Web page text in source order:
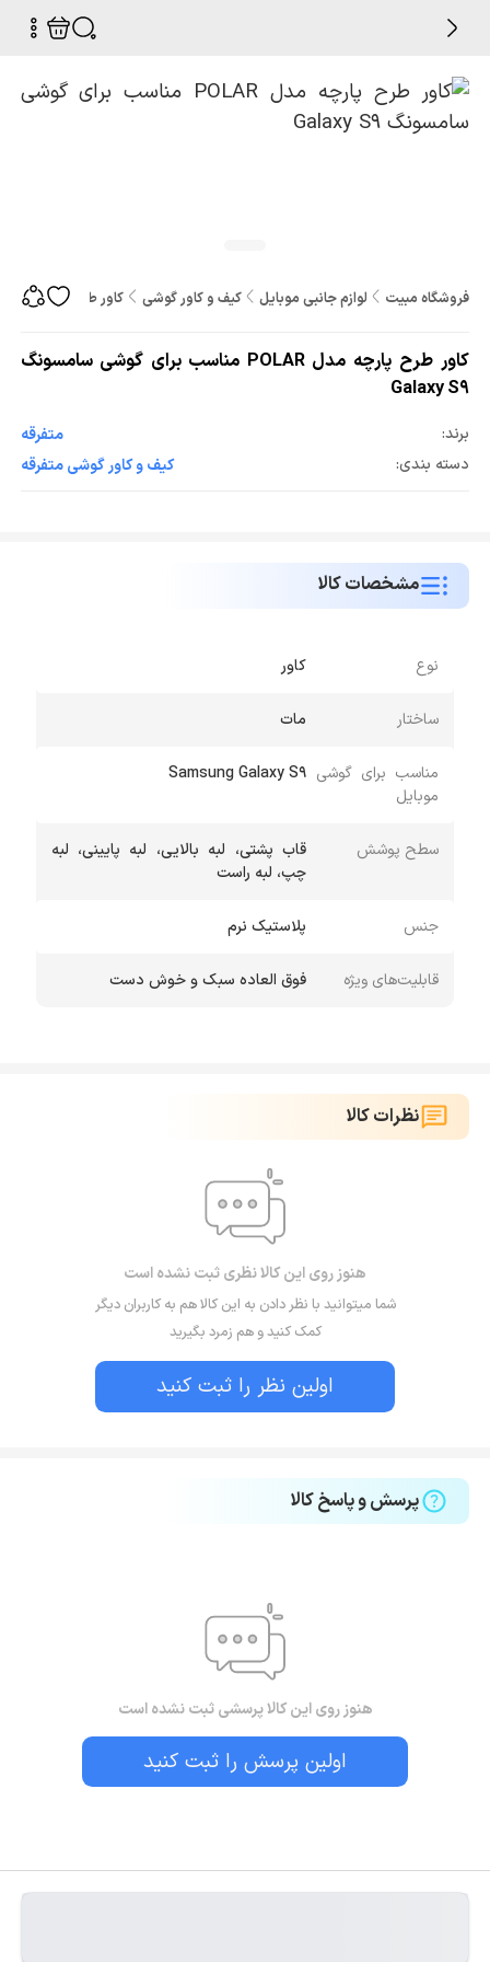
فروشگاه مبیت لوازم جانبی موبایل کیف و کاور گوشی کاور طرح پارچه مدل POLAR مناسب برای گوشی سامسونگ Galaxy S9
کاور طرح پارچه مدل POLAR مناسب برای گوشی سامسونگ
Galaxy S9
برند:
متفرقه
دسته بندی:
کیف و کاور گوشی متفرقه
مشخصات کالا
نوع کاور
ساختار مات
مناسب برای گوشی
موبایل
Samsung Galaxy S9
سطح پوشش
قاب پشتی، لبه بالایی، لبه پایینی، لبه
چپ، لبه راست
جنس پلاستیک نرم
قابلیت‌های ویژه فوق العاده سبک و خوش دست
نظرات کالا
هنوز روی این کالا نظری ثبت نشده است
شما میتوانید با نظر دادن به این کالا هم به کاربران دیگر
کمک کنید و هم زمرد بگیرید
اولین نظر را ثبت کنید
پرسش و پاسخ کالا
هنوز روی این کالا پرسشی ثبت نشده است
اولین پرسش را ثبت کنید